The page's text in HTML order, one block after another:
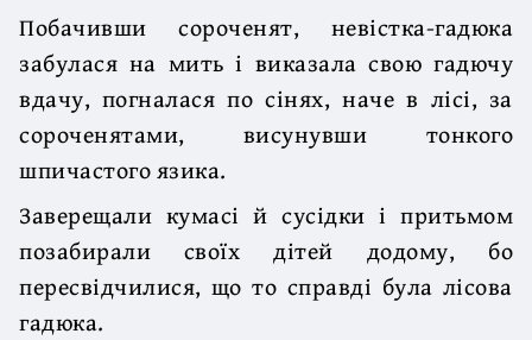
Побачивши сороченят, невістка-гадюка
забулася на мить і виказала свою гадючу
вдачу, погналася по сінях, наче в лісі, за
сороченятами, висунувши тонкого
шпичастого язика.
Заверещали кумасі й сусідки і притьмом
позабирали своїх дітей додому, бо
пересвідчилися, що то справді була лісова
гадюка.